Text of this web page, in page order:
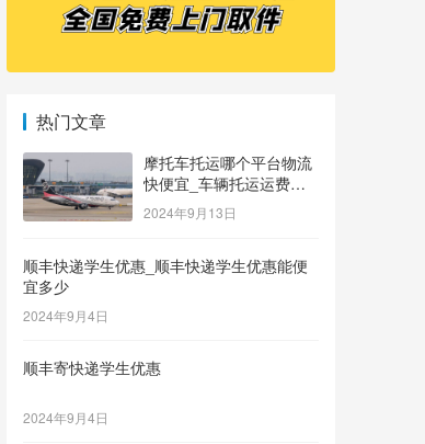
热门文章
摩托车托运哪个平台物流
快便宜_车辆托运运费价
格表
2024年9月13日
顺丰快递学生优惠_顺丰快递学生优惠能便
宜多少
2024年9月4日
顺丰寄快递学生优惠
2024年9月4日